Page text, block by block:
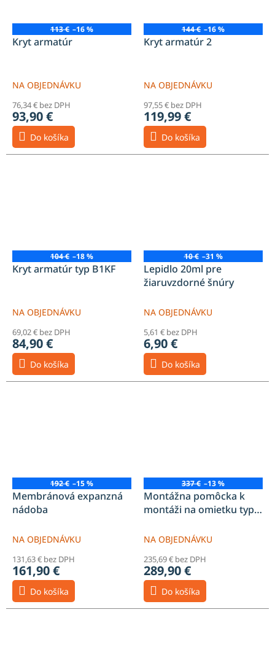
113 € –16 %
Kryt armatúr
NA OBJEDNÁVKU
76,34 € bez DPH
93,90 €
Do košíka
144 € –16 %
Kryt armatúr 2
NA OBJEDNÁVKU
97,55 € bez DPH
119,99 €
Do košíka
104 € –18 %
Kryt armatúr typ B1KF
NA OBJEDNÁVKU
69,02 € bez DPH
84,90 €
Do košíka
10 € –31 %
Lepidlo 20ml pre
žiaruvzdorné šnúry
NA OBJEDNÁVKU
5,61 € bez DPH
6,90 €
Do košíka
192 € –15 %
Membránová expanzná
nádoba
NA OBJEDNÁVKU
131,63 € bez DPH
161,90 €
Do košíka
337 € –13 %
Montážna pomôcka k
montáži na omietku typ
NA OBJEDNÁVKU
235,69 € bez DPH
289,90 €
Do košíka